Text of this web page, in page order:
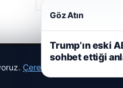
Çerez Politikamız
Göz Atın
Trump’ın eski
sohbet ettiği